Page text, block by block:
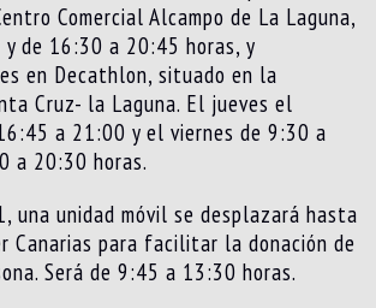
Comercial Alcampo de La Laguna,
de 16:30 a 20:45 horas, y
en Decathlon, situado en la
Cruz- la Laguna. El jueves el
a 21:00 y el viernes de 9:30 a
a 20:30 horas.
una unidad móvil se desplazará hasta
Canarias para facilitar la donación de
Será de 9:45 a 13:30 horas.